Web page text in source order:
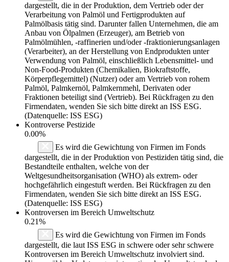
dargestellt, die in der Produktion, dem Vertrieb oder der
Verarbeitung von Palmöl und Fertigprodukten auf
Palmölbasis tätig sind. Darunter fallen Unternehmen, die am
Anbau von Ölpalmen (Erzeuger), am Betrieb von
Palmölmühlen, -raffinerien und/oder -fraktionierungsanlagen
(Verarbeiter), an der Herstellung von Endprodukten unter
Verwendung von Palmöl, einschließlich Lebensmittel- und
Non-Food-Produkten (Chemikalien, Biokraftstoffe,
Körperpflegemittel) (Nutzer) oder am Vertrieb von rohem
Palmöl, Palmkernöl, Palmkernmehl, Derivaten oder
Fraktionen beteiligt sind (Vertrieb). Bei Rückfragen zu den
Firmendaten, wenden Sie sich bitte direkt an ISS ESG.
(Datenquelle: ISS ESG)
Kontroverse Pestizide
0.00%
Es wird die Gewichtung von Firmen im Fonds
dargestellt, die in der Produktion von Pestiziden tätig sind, die
Bestandteile enthalten, welche von der
Weltgesundheitsorganisation (WHO) als extrem- oder
hochgefährlich eingestuft werden. Bei Rückfragen zu den
Firmendaten, wenden Sie sich bitte direkt an ISS ESG.
(Datenquelle: ISS ESG)
Kontroversen im Bereich Umweltschutz
0.21%
Es wird die Gewichtung von Firmen im Fonds
dargestellt, die laut ISS ESG in schwere oder sehr schwere
Kontroversen im Bereich Umweltschutz involviert sind.